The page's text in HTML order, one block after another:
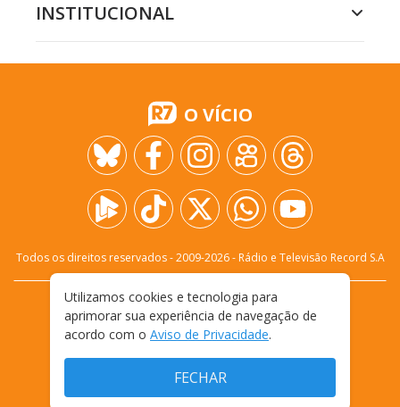
INSTITUCIONAL
O VÍCIO
Todos os direitos reservados - 2009-2026- Rádio e Televisão Record S.A
FALE CONOSCO
PRIVACIDADE
TERMOS E CONDIÇÕES DE USO
Utilizamos cookies e tecnologia para
aprimorar sua experiência de navegação de
acordo com o Aviso de Privacidade.
FECHAR